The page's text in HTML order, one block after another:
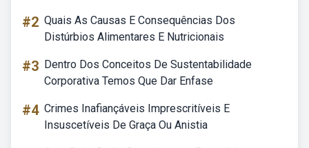
#2 Quais As Causas E Consequências Dos
Distúrbios Alimentares E Nutricionais
#3 Dentro Dos Conceitos De Sustentabilidade
Corporativa Temos Que Dar Enfase
#4 Crimes Inafiançáveis Imprescritíveis E
Insuscetíveis De Graça Ou Anistia